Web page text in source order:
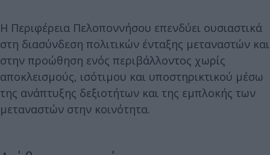
Η Περιφέρεια Πελοποννήσου επενδύει ουσιαστικά
στη διασύνδεση πολιτικών ένταξης μεταναστών και
στην προώθηση ενός περιβάλλοντος χωρίς
αποκλεισμούς, ισότιμου και υποστηρικτικού μέσω
της ανάπτυξης δεξιοτήτων και της εμπλοκής των
μεταναστών στην κοινότητα.